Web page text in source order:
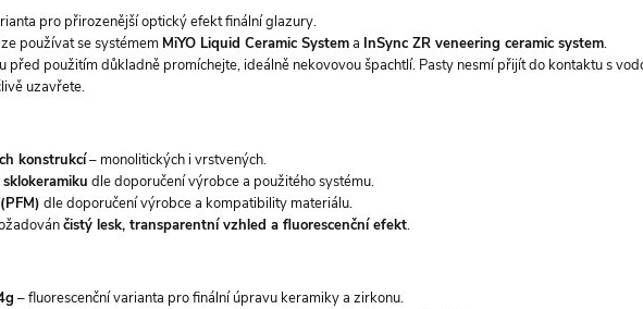
pro přirozenější optický efekt finální glazury.
používat se systémem MiYO Liquid Ceramic Systema InSync ZR veneering ceramic system.
před použitím důkladně promíchejte, ideálně nekovovou špachtlí. Pasty nesmí přijít do kontaktu s
uzavřete.
konstrukcí– monolitických i vrstvených.
dle doporučení výrobce a použitého systému.
dle doporučení výrobce a kompatibility materiálu.
čistý lesk, transparentní vzhled a fluorescenční efekt.
– fluorescenční varianta pro finální úpravu keramiky a zirkonu.